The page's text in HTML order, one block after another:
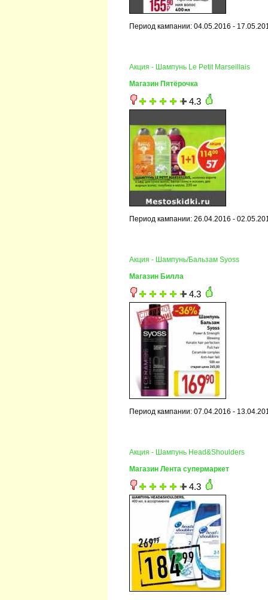
Период кампании: 04.05.2016 -
Акция - Шампунь Le Petit Marseillais
Магазин Пятёрочка
4.3
Период кампании: 26.04.2016 -
Акция - Шампунь/Бальзам Syoss
Магазин Билла
4.3
Период кампании: 07.04.2016 -
Акция - Шампунь Head&Shoulders
Магазин Лента супермаркет
4.3